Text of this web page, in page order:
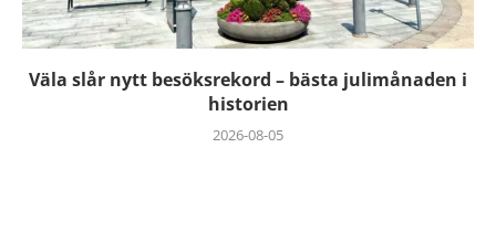
Väla slår nytt besöksrekord – bästa julimånaden i
historien
2026-08-05